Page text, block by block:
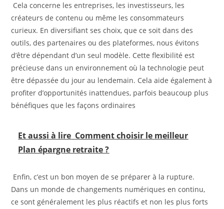
Cela concerne les entreprises, les investisseurs, les
créateurs de contenu ou même les consommateurs
curieux. En diversifiant ses choix, que ce soit dans des
outils, des partenaires ou des plateformes, nous évitons
d’être dépendant d’un seul modèle. Cette flexibilité est
précieuse dans un environnement où la technologie peut
être dépassée du jour au lendemain. Cela aide également à
profiter d’opportunités inattendues, parfois beaucoup plus
bénéfiques que les façons ordinaires
Et aussi à lire Comment choisir le meilleur
Plan épargne retraite ?
Enfin, c’est un bon moyen de se préparer à la rupture.
Dans un monde de changements numériques en continu,
ce sont généralement les plus réactifs et non les plus forts